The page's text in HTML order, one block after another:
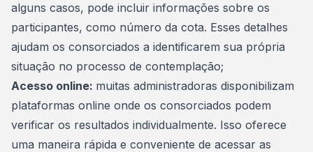
alguns casos, pode incluir informações sobre os
participantes, como número da cota. Esses detalhes
ajudam os consorciados a identificarem sua própria
situação no processo de contemplação;
Acesso online: muitas administradoras disponibilizam
plataformas online onde os consorciados podem
verificar os resultados individualmente. Isso oferece
uma maneira rápida e conveniente de acessar as